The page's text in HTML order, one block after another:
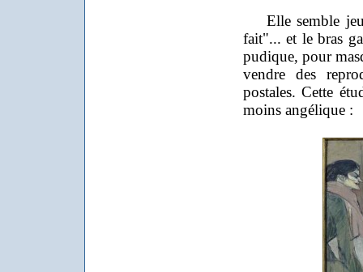
Elle semble
fait"... et le bras
pudique, pour
vendre des
postales. Cette
moins angélique :